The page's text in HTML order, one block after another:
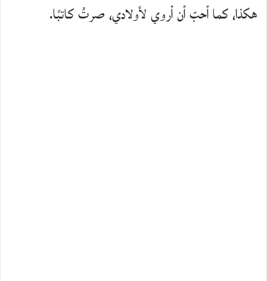
هكذا، كما أحبّ أن أروي لأولادي، صرتُ كاتبًا.